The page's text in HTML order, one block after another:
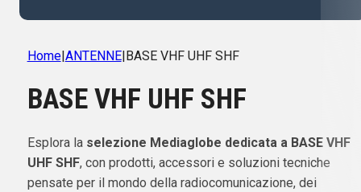
Home| ANTENNE| BASE VHF UHF SHF
BASE VHF UHF SHF
Esplora la selezione Mediaglobe dedicata a BASE VHF
UHF SHF, con prodotti, accessori e soluzioni tecniche
pensate per il mondo della radiocomunicazione, dei